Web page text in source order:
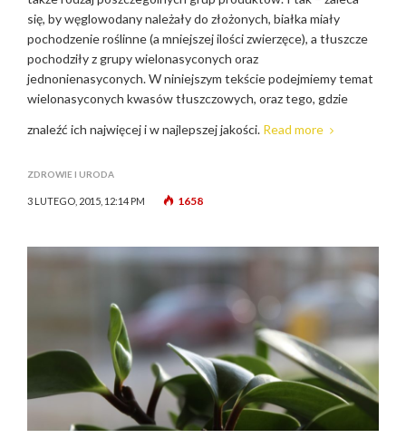
się, by węglowodany należały do złożonych, białka miały
pochodzenie roślinne (a mniejszej ilości zwierzęce), a tłuszcze
pochodziły z grupy wielonasyconych oraz
jednonienasyconych. W niniejszym tekście podejmiemy temat
wielonasyconych kwasów tłuszczowych, oraz tego, gdzie
znaleźć ich najwięcej i w najlepszej jakości. Read more
ZDROWIE I URODA
3 LUTEGO, 2015, 12:14 PM 1658